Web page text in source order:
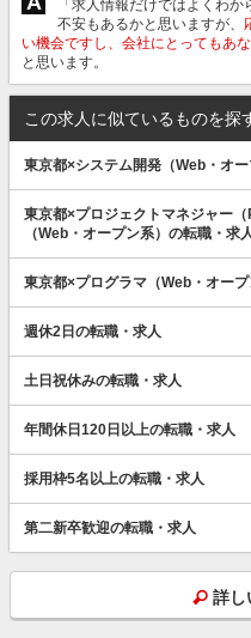
「求人情報だけではよくわ
不安もあるかと思いますが、
い機会ですし、会社にとってもあ
と思います。
この求人に似ているものを探
東京都×システム開発（Web・オ
東京都×プロジェクトマネジャー
（Web・オープン系）の転職・求人
東京都×プログラマ（Web・オー
週休2日の転職・求人
土日祝休みの転職・求人
年間休日120日以上の転職・求人
採用枠5名以上の転職・求人
第二新卒歓迎の転職・求人
詳し